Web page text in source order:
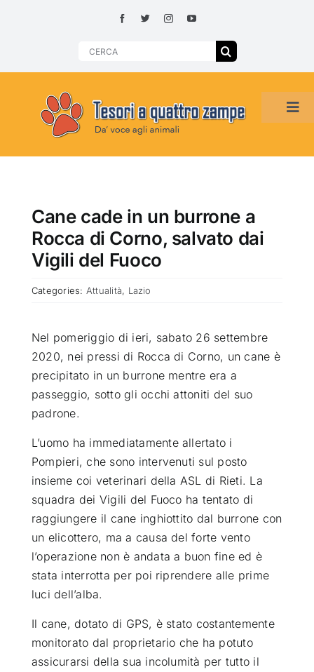
Search
HOME
SMARRITI O DA ADOTTARE
ADOTTATI O RITROVATI
ATTUALITÀ
VIDEO
CHI SIAMO
RUBRICHE
Cane cade in un burrone a
Rocca di Corno, salvato dai
Vigili del Fuoco
Categories: Attualità, Lazio
Nel pomeriggio di ieri, sabato 26 settembre
2020, nei pressi di Rocca di Corno, un cane è
precipitato in un burrone mentre era a
passeggio, sotto gli occhi attoniti del suo
padrone.
L’uomo ha immediatamente allertato i
Pompieri, che sono intervenuti sul posto
insieme coi veterinari della ASL di Rieti. La
squadra dei Vigili del Fuoco ha tentato di
raggiungere il cane inghiottito dal burrone con
un elicottero, ma a causa del forte vento
l’operazione non è andata a buon fine ed è
stata interrotta per poi riprendere alle prime
luci dell’alba.
Il cane, dotato di GPS, è stato costantemente
monitorato dal proprietario che ha potuto
assicurarsi della sua incolumità per tutto il